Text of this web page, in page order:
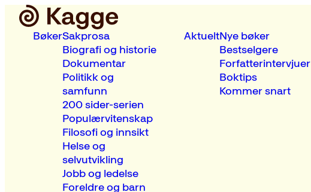
BøkerSakprosa
Biografi og historie
Dokumentar
Politikk og
samfunn
200 sider-serien
Populærvitenskap
Filosofi og innsikt
Helse og
selvutvikling
Jobb og ledelse
Foreldre og barn
AktueltNye bøker
Bestselgere
Forfatterintervjuer
Boktips
Kommer snart